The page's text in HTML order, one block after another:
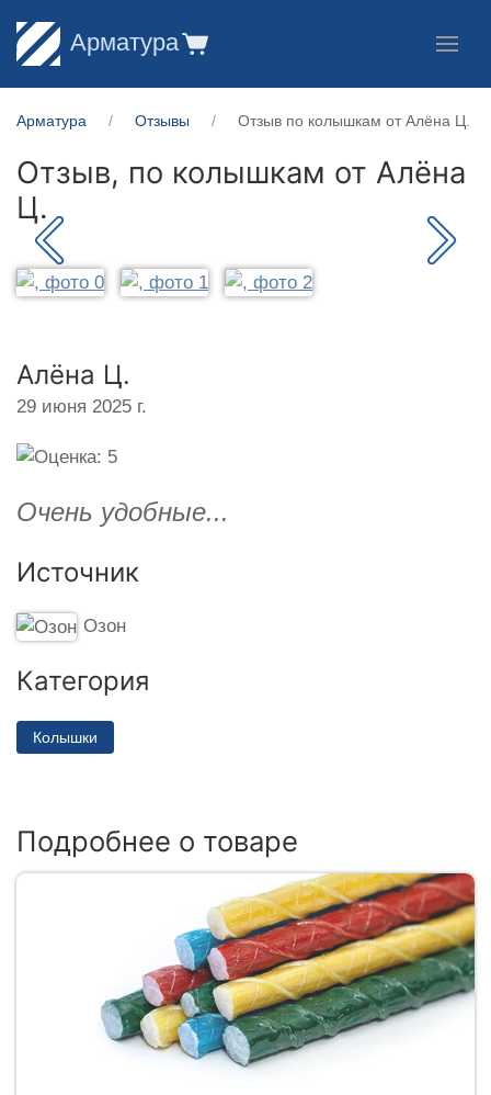
Арматура
Арматура Отзывы Отзыв по колышкам от Алёна Ц.
Отзыв, по колышкам от Алёна
Ц.
Алёна Ц.
29 июня 2025 г.
Очень удобные...
Источник
Озон
Категория
Колышки
Подробнее о товаре